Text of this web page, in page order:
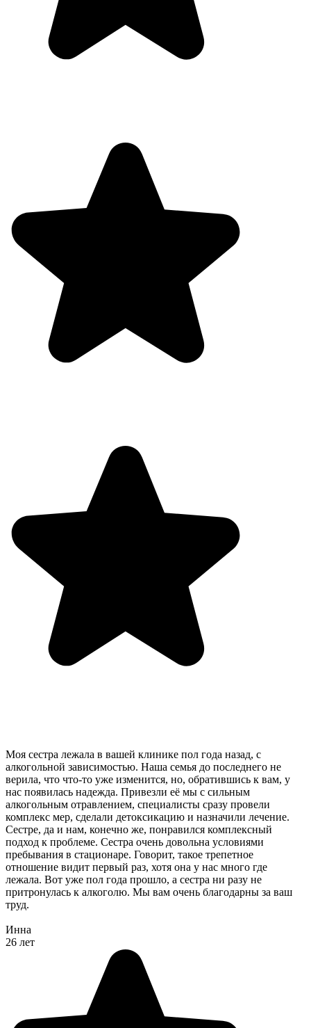
Моя сестра лежала в вашей клинике пол года назад, с
алкогольной зависимостью. Наша семья до последнего не
верила, что что-то уже изменится, но, обратившись к вам, у
нас появилась надежда. Привезли её мы с сильным
алкогольным отравлением, специалисты сразу провели
комплекс мер, сделали детоксикацию и назначили лечение.
Сестре, да и нам, конечно же, понравился комплексный
подход к проблеме. Сестра очень довольна условиями
пребывания в стационаре. Говорит, такое трепетное
отношение видит первый раз, хотя она у нас много где
лежала. Вот уже пол года прошло, а сестра ни разу не
притронулась к алкоголю. Мы вам очень благодарны за ваш
труд.
Инна
26 лет